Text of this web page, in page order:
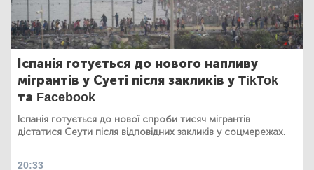
Іспанія готується до нового напливу
мігрантів у Суеті після закликів у TikTok
та Facebook
Іспанія готується до нової спроби тисяч мігрантів
дістатися Сеути після відповідних закликів у соцмережах.
20:33